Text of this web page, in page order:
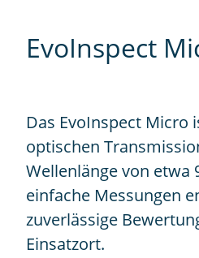
EvoInspect
Das EvoInspect Micro
optischen
Wellenlänge von etwa
einfache Messungen
zuverlässige
Einsatzort.